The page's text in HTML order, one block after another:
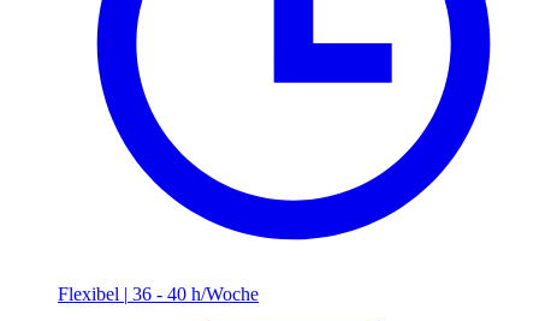
Flexibel | 36 - 40 h/Woche